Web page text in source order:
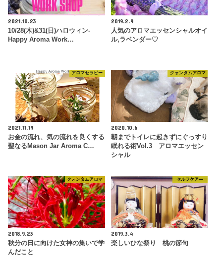
2021.10.23
10/28(木)&31(日)ハロウィン-
Happy Aroma Work…
2019.2.9
人気のアロマエッセンシャルオイ
ル,ラベンダー♡
アロマセラピー
2021.11.19
お金の流れ、気の流れを良くする
聖なるMason Jar Aroma C…
クォンタムアロマ
2020.10.6
朝までトイレに起きずにぐっすり
眠れる術Vol.3 アロマエッセン
シャル
クォンタムアロマ
2018.9.23
秋分の日に向けた女神の集いで学
んだこと
セルフケア―
2019.3.4
楽しいひな祭り 桃の節句